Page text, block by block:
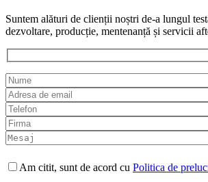
Suntem alături de clienții noștri de-a lungul
dezvoltare, producție, mentenanță și servicii
Am citit, sunt de acord cu Politica de